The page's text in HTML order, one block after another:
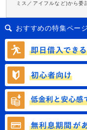
ミス／アイフルなど)から委
おすすめの特集ページ